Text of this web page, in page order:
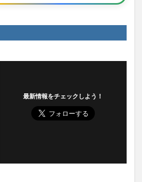
最新情報をチェックしよう！